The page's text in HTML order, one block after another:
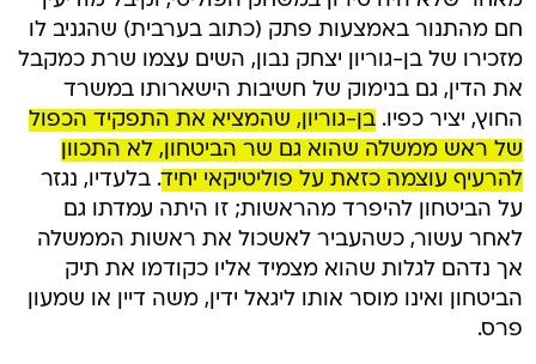
חם מהתנור באמצעות פתק (כתוב בערבית) שהגניב לו
מזכירו של בן-גוריון יצחק נבון, השים עצמו שרת כמקבל
את הדין, גם בנימוק של חשיבות הישארותו במשרד
החוץ, יציר כפיו.בן-גוריון, שהמציא את התפקיד הכפול
של ראש ממשלה שהוא גם שר הביטחון, לא התכוון
להרעיף עוצמה כזאת על פוליטיקאי יחיד. בלעדיו, נגזר
על הביטחון להיפרד מהראשות; זו היתה עמדתו גם
לאחר עשור, כשהעביר לאשכול את ראשות הממשלה
אך נדהם לגלות שהוא מצמיד אליו כקודמו את תיק
הביטחון ואינו מוסר אותו ליגאל ידין, משה דיין או שמעון
פרס.